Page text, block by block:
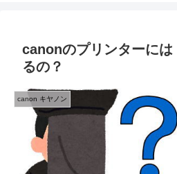
canonのプリンターには
るの？
canon キヤノン